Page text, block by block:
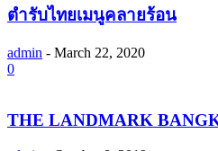
ตำรับไทยเมนูคลายร้อน
admin - March 22, 2020
0
THE LANDMARK